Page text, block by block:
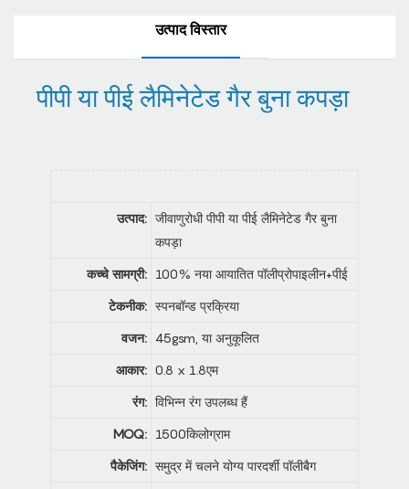
उत्पाद विस्तार
पीपी या पीई लैमिनेटेड गैर बुना कपड़ा
उत्पाद: जीवाणुरोधी पीपी या पीई लैमिनेटेड गैर बुना
कपड़ा
कच्चे सामग्री: 100% नया आयातित पॉलीप्रोपाइलीन+पीई
टेकनीक: स्पनबॉन्ड प्रक्रिया
वजन: 45gsm, या अनुकूलित
आकार: 0.8 x 1.8एम
रंग: विभिन्न रंग उपलब्ध हैं
MOQ: 1500किलोग्राम
पैकेजिंग: समुद्र में चलने योग्य पारदर्शी पॉलीबैग